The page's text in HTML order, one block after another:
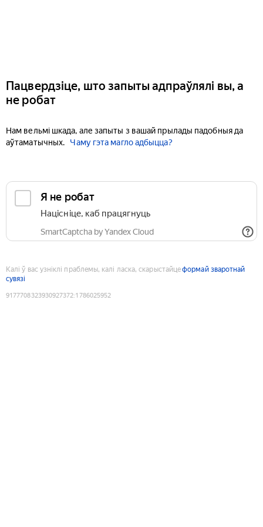
Пацвердзіце, што запыты адпраўлялі вы, а
не робат
Нам вельмі шкада, але запыты з вашай прылады падобныя да
аўтаматычных.
Чаму гэта магло адбыцца?
Я не робат
Націсніце, каб працягнуць
SmartCaptcha by Yandex Cloud
Калі ў вас узніклі праблемы, калі ласка, скарыстайцеформай зваротнай
сувязі
9177708323930927372:1786025952